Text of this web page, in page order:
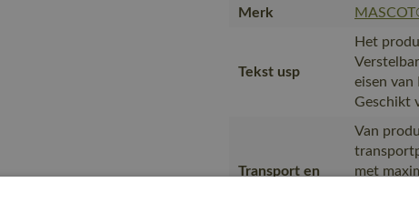
Merk
Tekst usp
Het
eisen van
Geschikt
Transport en
Van
met